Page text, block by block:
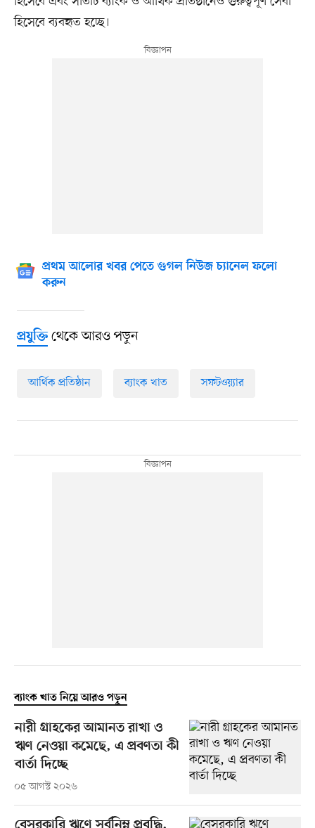
হিসেবে ব্যবহৃত হচ্ছে।
প্রথম আলোর খবর পেতে গুগল নিউজ চ্যানেল ফলো
করুন
প্রযুক্তিথেকে আরও পড়ুন
আর্থিক প্রতিষ্ঠান ব্যাংক খাত সফটওয়্যার
ব্যাংক খাত নিয়ে আরও পড়ুন
নারী গ্রাহকের আমানত রাখা ও
ঋণ নেওয়া কমেছে, এ প্রবণতা কী
বার্তা দিচ্ছে
০৫ আগস্ট ২০২৬